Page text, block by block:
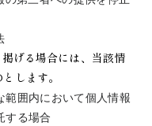
げる場合には、当該情
します。
範囲内において個人情報
する場合